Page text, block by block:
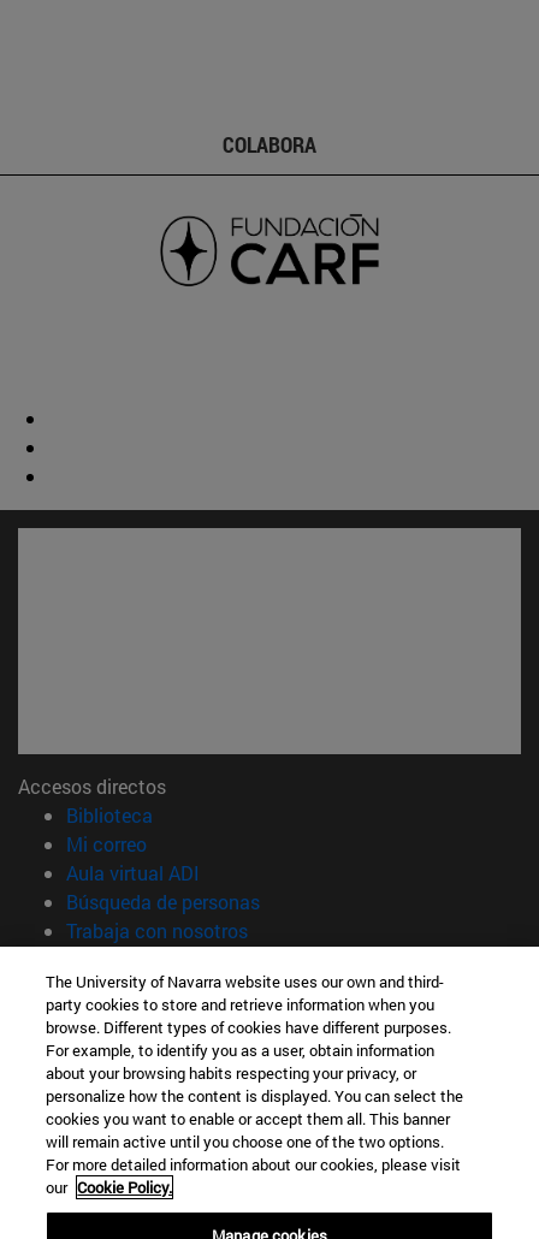
COLABORA
Accesos directos
Biblioteca
Mi correo(abre en nueva ventana)
Aula virtual ADI
Búsqueda de personas(abre en nueva ventana)
Trabaja con nosotros(abre en nueva ventana)
Información
TFNO +34 948 42 56 00
¿QUÉ GRADO TE INTERESA?
¿QUÉ MÁSTER TE INTERESA?
© Universidad de Navarra
Información legal
Accesibilidad
Configuración de cookies
The University of Navarra website uses our own and third-
party cookies to store and retrieve information when you
browse. Different types of cookies have different purposes.
For example, to identify you as a user, obtain information
about your browsing habits respecting your privacy, or
personalize how the content is displayed. You can select the
cookies you want to enable or accept them all. This banner
will remain active until you choose one of the two options.
For more detailed information about our cookies, please visit
our Cookie Policy.